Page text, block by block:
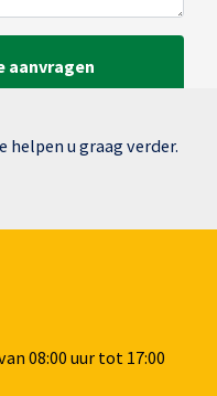
helpen u graag verder.
08:00 uur tot 17:00